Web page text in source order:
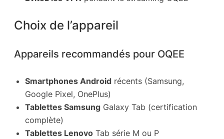
Choix de l’appareil
Appareils recommandés pour OQEE
Smartphones Android récents (Samsung,
Google Pixel, OnePlus)
Tablettes Samsung Galaxy Tab (certification
complète)
Tablettes Lenovo Tab série M ou P